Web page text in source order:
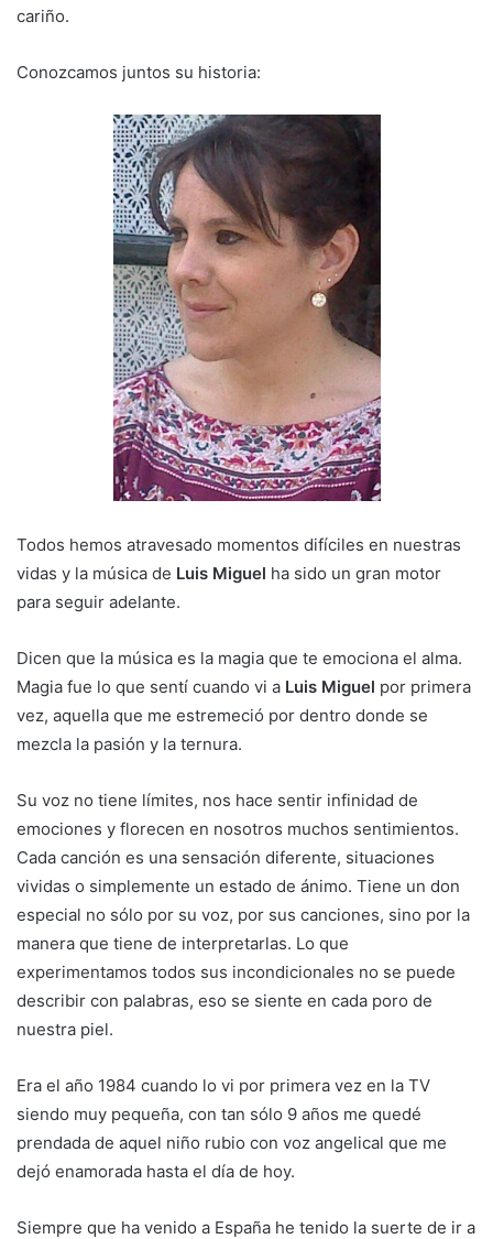
cariño.
Conozcamos juntos su historia:
Todos hemos atravesado momentos difíciles en nuestras
vidas y la música de Luis Miguel ha sido un gran motor
para seguir adelante.
Dicen que la música es la magia que te emociona el alma.
Magia fue lo que sentí cuando vi a Luis Miguel por primera
vez, aquella que me estremeció por dentro donde se
mezcla la pasión y la ternura.
Su voz no tiene límites, nos hace sentir infinidad de
emociones y florecen en nosotros muchos sentimientos.
Cada canción es una sensación diferente, situaciones
vividas o simplemente un estado de ánimo. Tiene un don
especial no sólo por su voz, por sus canciones, sino por la
manera que tiene de interpretarlas. Lo que
experimentamos todos sus incondicionales no se puede
describir con palabras, eso se siente en cada poro de
nuestra piel.
Era el año 1984 cuando lo vi por primera vez en la TV
siendo muy pequeña, con tan sólo 9 años me quedé
prendada de aquel niño rubio con voz angelical que me
dejó enamorada hasta el día de hoy.
Siempre que ha venido a España he tenido la suerte de ir a